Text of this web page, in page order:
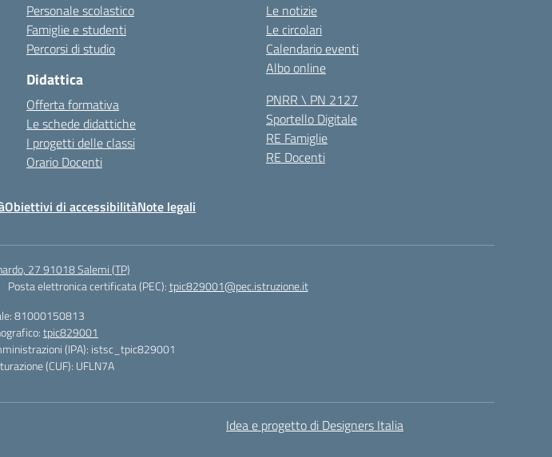
Personale scolastico
Famiglie e studenti
Percorsi di studio
Didattica
Offerta formativa
Le schede didattiche
I progetti delle classi
Orario Docenti
Le notizie
Le circolari
Calendario eventi
Albo online
PNRR \ PN 2127
Sportello Digitale
RE Famiglie
RE Docenti
Obiettivi di accessibilitàNote legali
27 91018 Salemi (TP)
Posta elettronica certificata (PEC):tpic829001@pec.istruzione.it
81000150813
tpic829001
(IPA): istsc_tpic829001
(CUF): UFLN7A
Idea e progetto di Designers Italia